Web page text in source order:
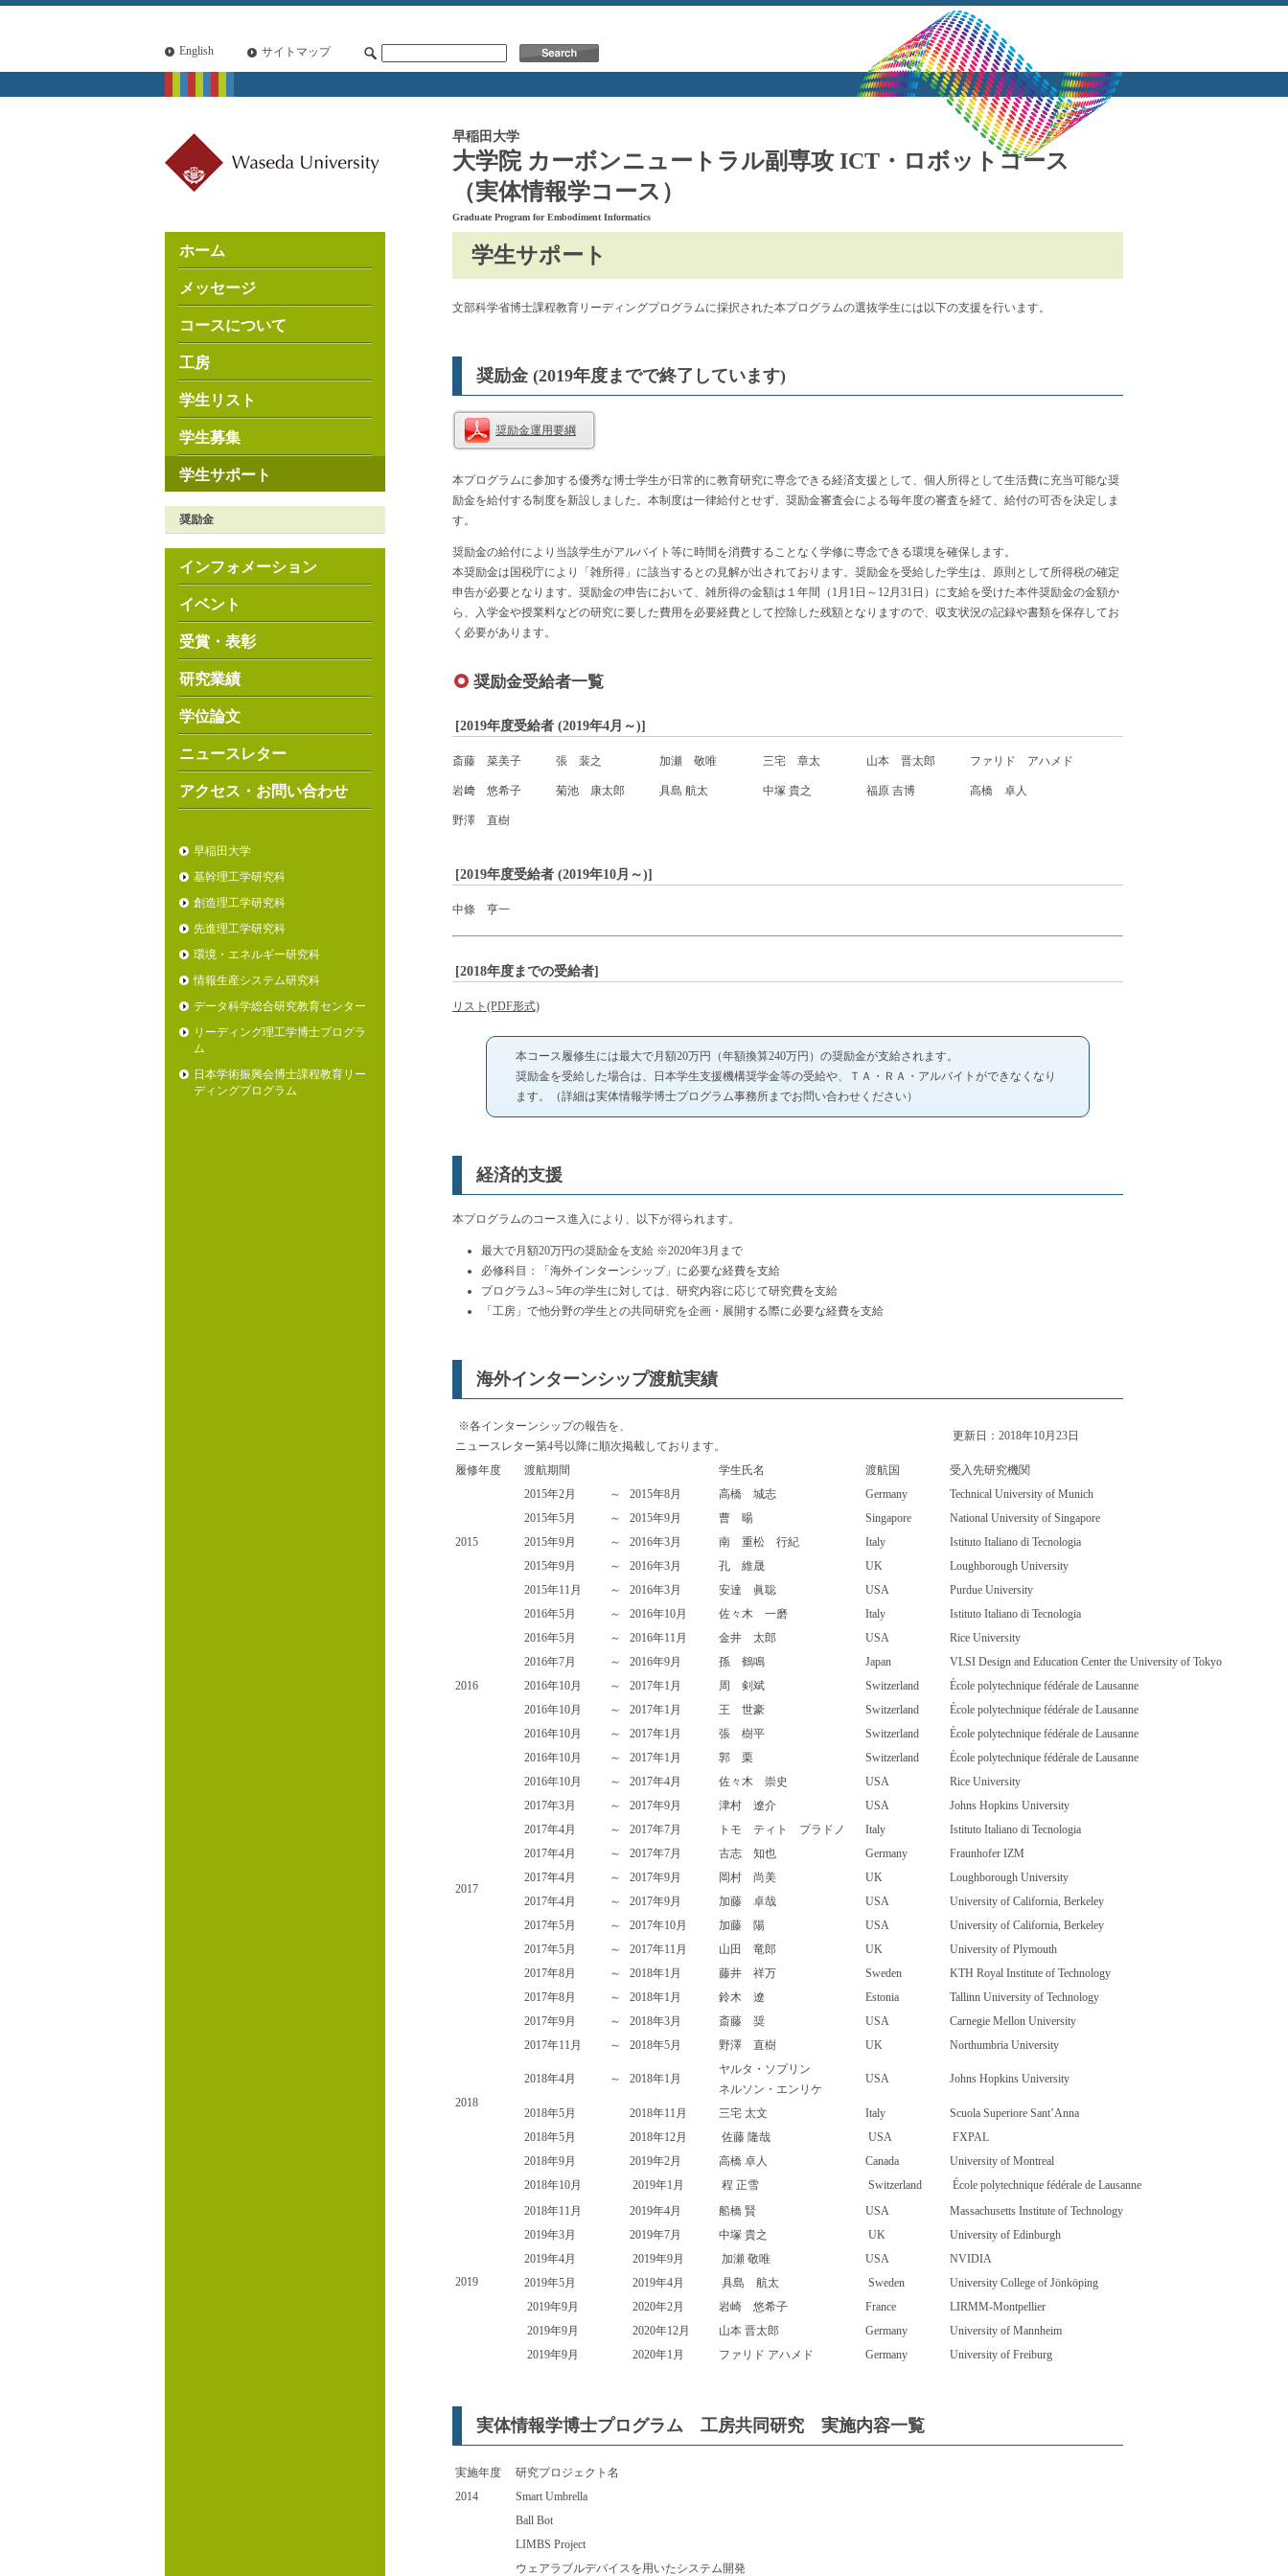
English サイトマップ
早稲田大学
大学院 カーボンニュートラル副専攻 ICT・ロボットコース
（実体情報学コース）
Graduate Program for Embodiment Informatics
ホーム
メッセージ
コースについて
工房
学生リスト
学生募集
学生サポート
奨励金
インフォメーション
イベント
受賞・表彰
研究業績
学位論文
ニュースレター
アクセス・お問い合わせ
早稲田大学
基幹理工学研究科
創造理工学研究科
先進理工学研究科
環境・エネルギー研究科
情報生産システム研究科
データ科学総合研究教育センター
リーディング理工学博士プログラ
ム
日本学術振興会博士課程教育リー
ディングプログラム
学生サポート
文部科学省博士課程教育リーディングプログラムに採択された本プログラムの選抜学生には以下の支援を行います。
奨励金 (2019年度までで終了しています)
奨励金運用要綱
本プログラムに参加する優秀な博士学生が日常的に教育研究に専念できる経済支援として、個人所得として生活費に充当可能な奨
励金を給付する制度を新設しました。本制度は一律給付とせず、奨励金審査会による毎年度の審査を経て、給付の可否を決定しま
す。
奨励金の給付により当該学生がアルバイト等に時間を消費することなく学修に専念できる環境を確保します。
本奨励金は国税庁により「雑所得」に該当するとの見解が出されております。奨励金を受給した学生は、原則として所得税の確定
申告が必要となります。奨励金の申告において、雑所得の金額は１年間（1月1日～12月31日）に支給を受けた本件奨励金の金額か
ら、入学金や授業料などの研究に要した費用を必要経費として控除した残額となりますので、収支状況の記録や書類を保存してお
く必要があります。
奨励金受給者一覧
[2019年度受給者 (2019年4月～)]
斎藤 菜美子 張 裴之 加瀬 敬唯 三宅 章太 山本 晋太郎 ファリド アハメド
岩﨑 悠希子 菊池 康太郎 具島 航太 中塚 貴之 福原 吉博 高橋 卓人
野澤 直樹
[2019年度受給者 (2019年10月～)]
中條 亨一
[2018年度までの受給者]
リスト(PDF形式)
本コース履修生には最大で月額20万円（年額換算240万円）の奨励金が支給されます。
奨励金を受給した場合は、日本学生支援機構奨学金等の受給や、ＴＡ・ＲＡ・アルバイトができなくなり
ます。（詳細は実体情報学博士プログラム事務所までお問い合わせください）
経済的支援
本プログラムのコース進入により、以下が得られます。
最大で月額20万円の奨励金を支給 ※2020年3月まで
必修科目：「海外インターンシップ」に必要な経費を支給
プログラム3～5年の学生に対しては、研究内容に応じて研究費を支給
「工房」で他分野の学生との共同研究を企画・展開する際に必要な経費を支給
海外インターンシップ渡航実績
※各インターンシップの報告を、
ニュースレター第4号以降に順次掲載しております。
更新日：2018年10月23日
履修年度 渡航期間 学生氏名 渡航国 受入先研究機関
2015
2015年2月 ～ 2015年8月 高橋 城志 Germany
Technical University of Munich
2015年5月
～ 2015年9月 曹 暘 Singapore
National University of Singapore
2015年9月
～ 2016年3月 南 重松 行紀 Italy
Istituto Italiano di Tecnologia
2015年9月
～ 2016年3月 孔 維晟 UK
Loughborough University
2015年11月
～ 2016年3月 安達 眞聡 USA Purdue University
2016
2016年5月 ～ 2016年10月 佐々木 一磨 Italy
Istituto Italiano di Tecnologia
2016年5月
～ 2016年11月 金井 太郎 USA
Rice University
2016年7月
～ 2016年9月 孫 鶴鳴 Japan
VLSI Design and Education Center the University of Tokyo
2016年10月
～ 2017年1月 周 剣斌 Switzerland
École polytechnique fédérale de Lausanne
2016年10月
～ 2017年1月 王 世豪 Switzerland
École polytechnique fédérale de Lausanne
2016年10月
～ 2017年1月 張 樹平 Switzerland
École polytechnique fédérale de Lausanne
2016年10月
～ 2017年1月 郭 栗 Switzerland École polytechnique fédérale de Lausanne
2017
2016年10月 ～ 2017年4月 佐々木 崇史 USA
Rice University
2017年3月
～ 2017年9月 津村 遼介 USA
Johns Hopkins University
2017年4月
～ 2017年7月 トモ ティト プラドノ Italy
Istituto Italiano di Tecnologia
2017年4月
～ 2017年7月 古志 知也 Germany
Fraunhofer IZM
2017年4月
～ 2017年9月 岡村 尚美 UK
Loughborough University
2017年4月
～ 2017年9月 加藤 卓哉 USA
University of California, Berkeley
2017年5月
～ 2017年10月 加藤 陽 USA
University of California, Berkeley
2017年5月
～ 2017年11月 山田 竜郎 UK
University of Plymouth
2017年8月
～ 2018年1月 藤井 祥万 Sweden
KTH Royal Institute of Technology
2017年8月
～ 2018年1月 鈴木 遼 Estonia Tallinn University of Technology
2018
2017年9月 ～ 2018年3月 斎藤 奨 USA
Carnegie Mellon University
2017年11月
～ 2018年5月 野澤 直樹 UK Northumbria University
2018年4月 ～ 2018年1月
ヤルタ・ソプリン
ネルソン・エンリケ
USA Johns Hopkins University
2018年5月 2018年11月 三宅 太文 Italy
Scuola Superiore Sant’Anna
2018年5月
2018年12月 佐藤 隆哉 USA
FXPAL
2018年9月
2019年2月 高橋 卓人 Canada
University of Montreal
2018年10月
2019年1月 程 正雪 Switzerland École polytechnique fédérale de Lausanne
2019
2018年11月 2019年4月 船橋 賢 USA
Massachusetts Institute of Technology
2019年3月
2019年7月 中塚 貴之 UK
University of Edinburgh
2019年4月
2019年9月 加瀬 敬唯 USA
NVIDIA
2019年5月
2019年4月 具島 航太 Sweden
University College of Jönköping
2019年9月
2020年2月 岩崎 悠希子 France
LIRMM-Montpellier
2019年9月
2020年12月 山本 晋太郎 Germany
University of Mannheim
2019年9月
2020年1月 ファリド アハメド Germany University of Freiburg
実体情報学博士プログラム 工房共同研究 実施内容一覧
実施年度
研究プロジェクト名
2014
Smart Umbrella
Ball Bot
LIMBS Project
ウェアラブルデバイスを用いたシステム開発